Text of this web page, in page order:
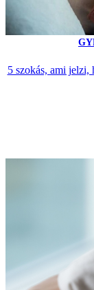
5 szokás, ami jelzi,